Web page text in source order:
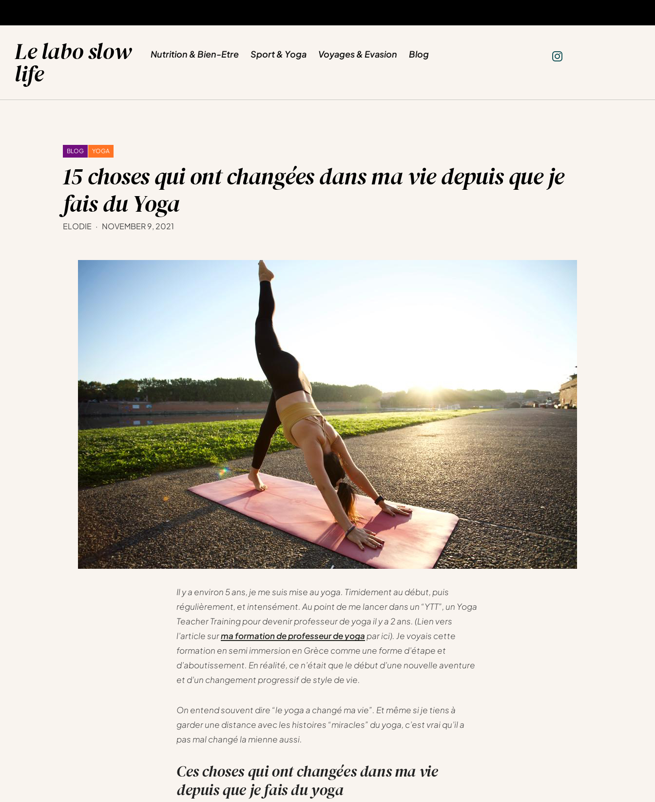
Le labo slow
life
Nutrition & Bien-Etre Sport & Yoga Voyages & Evasion Blog
BLOG YOGA
15 choses qui ont changées dans ma vie depuis que je
fais du Yoga
ELODIE NOVEMBER 9, 2021
Il y a environ 5 ans, je me suis mise au yoga. Timidement au début, puis
régulièrement, et intensément. Au point de me lancer dans un “YTT”, un Yoga
Teacher Training pour devenir professeur de yoga il y a 2 ans. (Lien vers
l’article surma formation de professeur de yoga par ici). Je voyais cette
formation en semi immersion en Grèce comme une forme d’étape et
d’aboutissement. En réalité, ce n’était que le début d’une nouvelle aventure
et d’un changement progressif de style de vie.
On entend souvent dire “le yoga a changé ma vie”. Et même si je tiens à
garder une distance avec les histoires “miracles” du yoga, c’est vrai qu’il a
pas mal changé la mienne aussi.
Ces choses qui ont changées dans ma vie
depuis que je fais du yoga